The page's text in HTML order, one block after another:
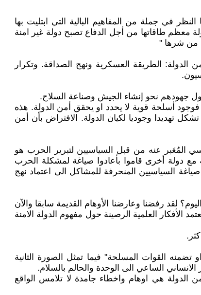
في جملة من المفاهيم البالية التي ابتليت بها
معظم طاقاتها من أجل الدفاع تصبح دولة غير امنة
من شرها "
الدولة: الطريقة العسكرية ونهج الصداقة. وتكرار
جهودهم نحو إنشاء الجيش وصناعة السلاح.
أسلحة قوية لا يحدد او يحقق أمن الدولة. هذه
تهديدا وجوديا لكيان الدولة. الافتراض بأن أمن
المُعَبر عنه من قبل السياسيين لتبرير الحرب هو
مع دولة أخرى قاموا بأعادوا صياغة لمشكلة الحرب
السياسيين المنحرفة للمشاكل الى اعتماد نهج
لقد رفضنا وعارضنا الأوهام القديمة سابقا والآن
العلمية الرصينة حول مفهوم الدولة الامنة
القوات المسلحة" فيما تمثل الصورة الثانية
الساعي الى الوحدة والحالم بالسلام.
الدولة هي اوهام واخطاء جامدة لا تلامس الواقع